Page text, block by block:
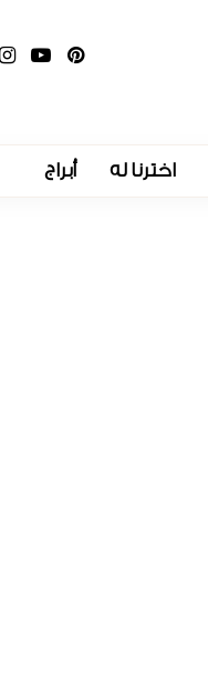
اخترنا له أبراج